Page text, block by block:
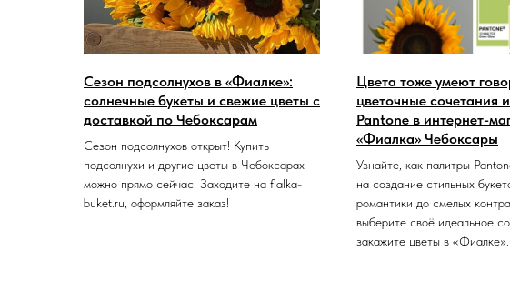
Сезон подсолнухов в «Фиалке»:
солнечные букеты и свежие цветы с
доставкой по Чебоксарам
Сезон подсолнухов открыт! Купить
подсолнухи и другие цветы в Чебоксарах
можно прямо сейчас. Заходите на fialka-
buket.ru, оформляйте заказ!
Цвета тоже умеют
цветочные сочетания
Pantone в интернет-
«Фиалка» Чебоксары
Узнайте, как палитры
на создание стильных
романтики до смелых
выберите своё идеальное
закажите цветы в «Фиалке».